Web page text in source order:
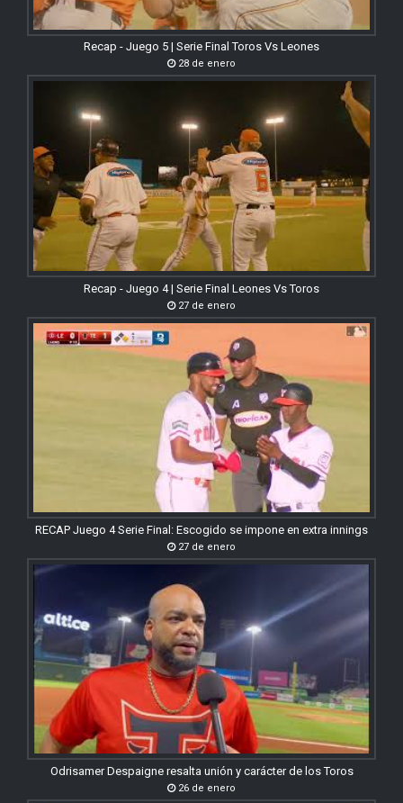
Recap - Juego 5 | Serie Final Toros Vs Leones
28 de enero
Recap - Juego 4 | Serie Final Leones Vs Toros
27 de enero
RECAP Juego 4 Serie Final: Escogido se impone en extra innings
27 de enero
Odrisamer Despaigne resalta unión y carácter de los Toros
26 de enero